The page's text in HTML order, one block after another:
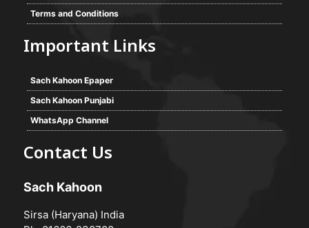
Terms and Conditions
Important Links
Sach Kahoon Epaper
Sach Kahoon Punjabi
WhatsApp Channel
Contact Us
Sach Kahoon
Sirsa (Haryana) India